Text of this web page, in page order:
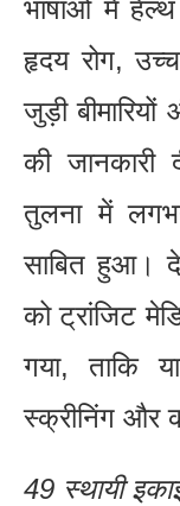
भाषाओं में हेल्थ
हृदय रोग,
जुड़ी
की जानकारी
तुलना में
साबित हुआ।
को ट्रांजिट
गया, ताकि
स्क्रीनिंग और
49 स्थायी